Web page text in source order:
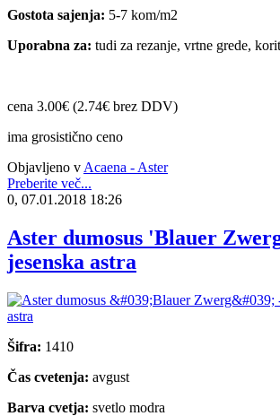
Gostota sajenja: 5-7 kom/m2
Uporabna za: tudi za rezanje, vrtne grede,
cena 3.00€ (2.74€ brez DDV)
ima grosistično ceno
Objavljeno v Acaena - Aster
Preberite več...
0, 07.01.2018 18:26
Aster dumosus 'Blauer
jesenska astra
Šifra: 1410
Čas cvetenja: avgust
Barva cvetja: svetlo modra